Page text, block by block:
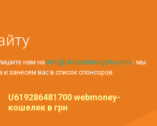
нам на info@UkrainaIncognita.com - мы
занесем вас в список спонсоров.
U619286481700 webmoney-
кошелек в грн